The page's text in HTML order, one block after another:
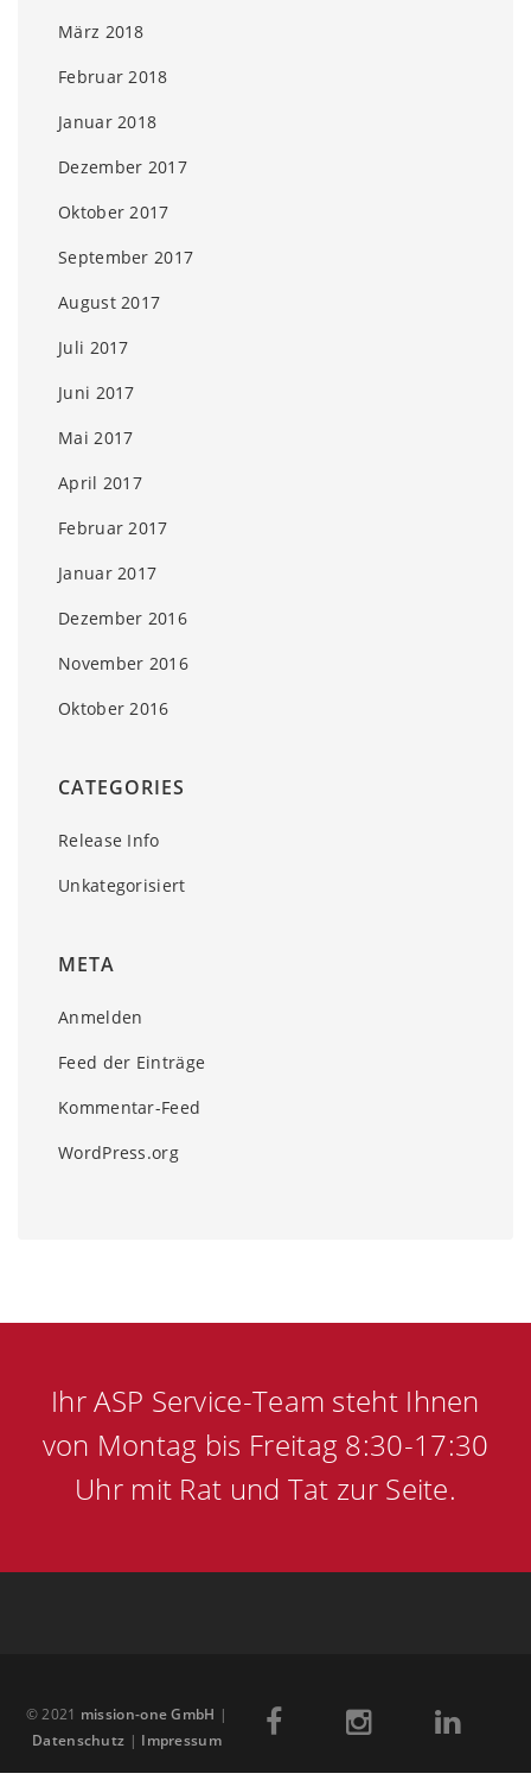
März 2018
Februar 2018
Januar 2018
Dezember 2017
Oktober 2017
September 2017
August 2017
Juli 2017
Juni 2017
Mai 2017
April 2017
Februar 2017
Januar 2017
Dezember 2016
November 2016
Oktober 2016
CATEGORIES
Release Info
Unkategorisiert
META
Anmelden
Feed der Einträge
Kommentar-Feed
WordPress.org
Ihr ASP Service-Team steht Ihnen
von Montag bis Freitag 8:30-17:30
Uhr mit Rat und Tat zur Seite.
© 2021 mission-one GmbH |
Datenschutz | Impressum